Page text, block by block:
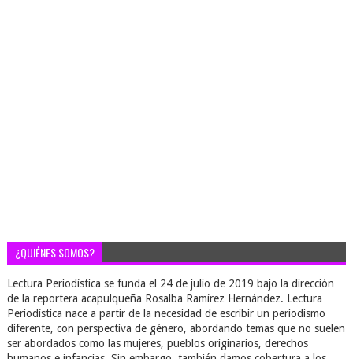
¿QUIÉNES SOMOS?
Lectura Periodística se funda el 24 de julio de 2019 bajo la dirección
de la reportera acapulqueña Rosalba Ramírez Hernández. Lectura
Periodística nace a partir de la necesidad de escribir un periodismo
diferente, con perspectiva de género, abordando temas que no suelen
ser abordados como las mujeres, pueblos originarios, derechos